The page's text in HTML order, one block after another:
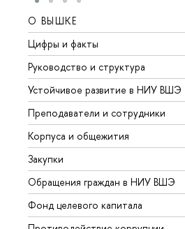
О ВЫШКЕ
Цифры и факты
Руководство и структура
Устойчивое развитие в НИУ ВШЭ
Преподаватели и сотрудники
Корпуса и общежития
Закупки
Обращения граждан в НИУ ВШЭ
Фонд целевого капитала